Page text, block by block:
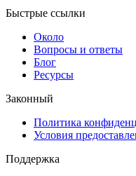
Быстрые ссылки
Около
Вопросы и ответы
Блог
Ресурсы
Законный
Политика
Условия
Поддержка